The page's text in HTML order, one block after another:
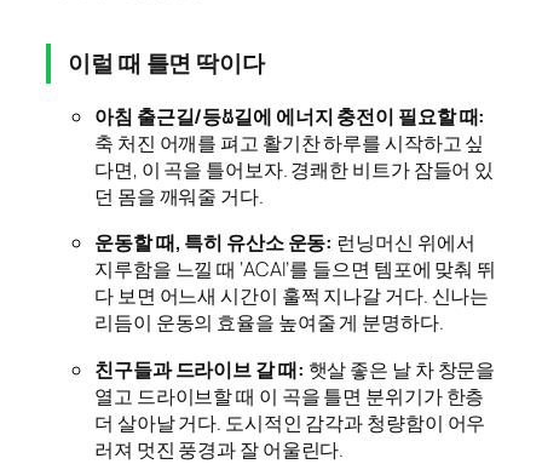
이럴 때 틀면 딱이다
아침 출근길/등ꀠ길에 에너지 충전이 필요할 때:
축 처진 어깨를 펴고 활기찬 하루를 시작하고 싶
다면, 이 곡을 틀어보자. 경쾌한 비트가 잠들어 있
던 몸을 깨워줄 거다.
운동할 때, 특히 유산소 운동: 런닝머신 위에서
지루함을 느낄 때 ‘ACAI’를 들으면 템포에 맞춰 뛰
다 보면 어느새 시간이 훌쩍 지나갈 거다. 신나는
리듬이 운동의 효율을 높여줄 게 분명하다.
친구들과 드라이브 갈 때: 햇살 좋은 날 차 창문을
열고 드라이브할 때 이 곡을 틀면 분위기가 한층
더 살아날 거다. 도시적인 감각과 청량함이 어우
러져 멋진 풍경과 잘 어울린다.